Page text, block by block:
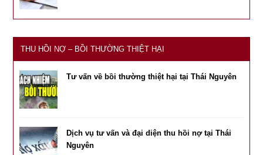
THU HỒI NỢ – BỒI THƯỜNG THIỆT HẠI
Tư vấn về bồi thường thiệt hại tại Thái Nguyên
Dịch vụ tư vấn và đại diện thu hồi nợ tại Thái
Nguyên